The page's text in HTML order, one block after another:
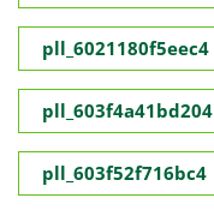
pll_6021180f5eec4
pll_603f4a41bd204
pll_603f52f716bc4